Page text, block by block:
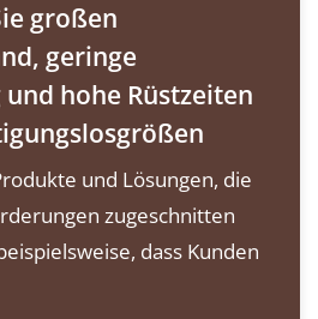
großen
geringe
hohe Rüstzeiten
und Lösungen, die
zugeschnitten
dass Kunden